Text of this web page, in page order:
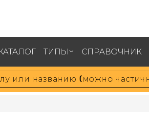
ТИПЫ СПРАВОЧНИК